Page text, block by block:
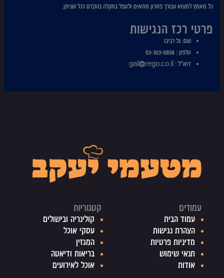
כל מאמץ למצוא עבורך פתרון מתאים ולטפל בתקלה בהקדם ככל שניתן.
פרטי רכז הנגישות
שם: גל רביבו
טלפון : 03-303-0858
דוא”ל : gal@rego.co.il
עמודים
עמוד הבית
הצהרת נגישות
מדיניות פרטיות
תנאי שימוש
אודות
קטגוריות
קולינריה ובישולים
עסקי אוכל
המגזין
בריאות ודיאטה
אוכל לאירועים